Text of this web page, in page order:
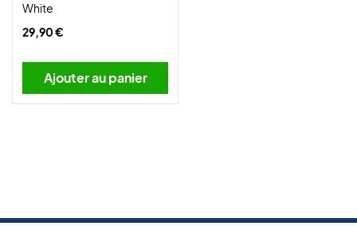
White
29,90 €
Ajouter au panier